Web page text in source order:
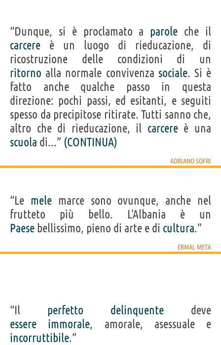
“Dunque, si è proclamato a parole che il
carcere è un luogo di rieducazione, di
ricostruzione delle condizioni di un
ritorno alla normale convivenza sociale. Si è
fatto anche qualche passo in questa
direzione: pochi passi, ed esitanti, e seguiti
spesso da precipitose ritirate. Tutti sanno che,
altro che di rieducazione, il carcereè una
scuola di...” (CONTINUA)
ADRIANO SOFRI
“Le melemarce sono ovunque, anche nel
frutteto più bello. L'Albania è un
Paese bellissimo, pieno di arte e di cultura.”
ERMAL META
“Il perfetto delinquente deve
essere
immorale, amorale, asessuale e
incorruttibile.”